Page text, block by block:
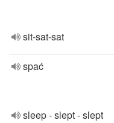
sit-sat-sat
spać
sleep - slept - slept